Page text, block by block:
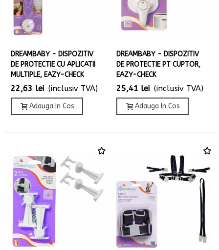
DREAMBABY - DISPOZITIV
DE PROTECTIE CU APLICATII
MULTIPLE, EAZY-CHECK
22,63 lei (inclusiv TVA)
Adauga In Cos
DREAMBABY - DISPOZITIV
DE PROTECTIE PT CUPTOR,
EAZY-CHECK
25,41 lei (inclusiv TVA)
Adauga In Cos